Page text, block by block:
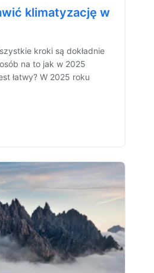
klimatyzację w
kroki są dokładnie
na to jak w 2025
łatwy? W 2025 roku